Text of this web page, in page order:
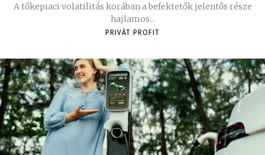
A tőkepiaci volatilitás korában a befektetők jelentős része
hajlamos...
PRIVÁT PROFIT